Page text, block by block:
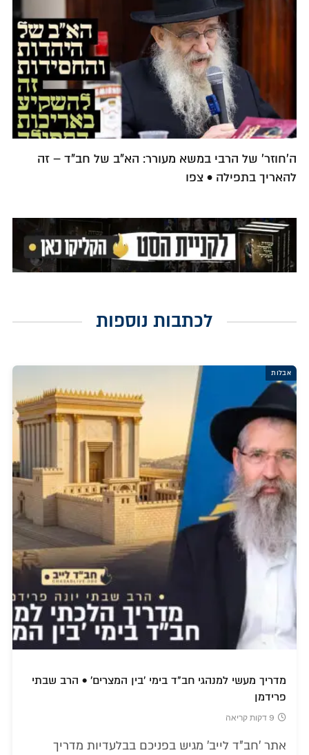
ה'חוזר' של הרבי במשא מעורר: הא"ב של חב"ד – זה
להאריך בתפילה • צפו
לכתבות נוספות
אבלות
מדריך מעשי למנהגי חב"ד בימי 'בין המצרים' • הרב שבתי
פרידמן
9 דקות קריאה
אתר 'חב"ד לייב' מגיש בפניכם בבלעדיות מדריך